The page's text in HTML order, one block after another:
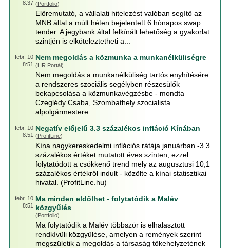
8:37 (Portfolio)
Előremutató, a vállalati hitelezést valóban segítő az
MNB által a múlt héten bejelentett 6 hónapos swap
tender. A jegybank által felkínált lehetőség a gyakorlat
szintjén is elköteleztetheti a...
febr. 10
8:51
Nem megoldás a közmunka a munkanélküliségre
(HR Portál)
Nem megoldás a munkanélküliség tartós enyhítésére
a rendszeres szociális segélyben részesülők
bekapcsolása a közmunkavégzésbe - mondta
Czeglédy Csaba, Szombathely szocialista
alpolgármestere.
febr. 10
8:51
Negatív előjelű 3.3 százalékos infláció Kínában
(ProfitLine)
Kína nagykereskedelmi inflációs rátája januárban -3.3
százalékos értéket mutatott éves szinten, ezzel
folytatódott a csökkenő trend mely az augusztusi 10,1
százalékos értékről indult - közölte a kínai statisztikai
hivatal. (ProfitLine.hu)
febr. 10
8:51
Ma minden eldőlhet - folytatódik a Malév
közgyűlés
(Portfolio)
Ma folytatódik a Malév többször is elhalasztott
rendkívüli közgyűlése, amelyen a remények szerint
megszületik a megoldás a társaság tőkehelyzetének